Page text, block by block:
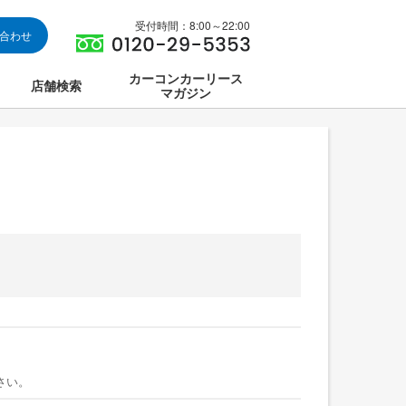
わせ
受付時間：8:00～22:00
店舗検索
カーコンカーリース
マガジン
。